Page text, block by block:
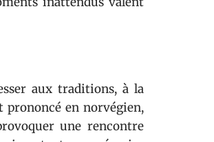
aux traditions, à la
prononcé en norvégien,
une rencontre